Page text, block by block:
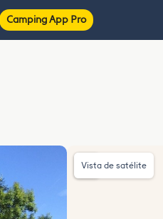
Camping App Pro
Vista de satélite